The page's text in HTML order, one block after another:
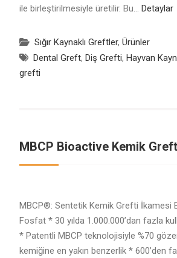
ile birleştirilmesiyle üretilir. Bu… Detaylar
Sığır Kaynaklı Greftler, Ürünler
Dental Greft, Diş Grefti, Hayvan
grefti
MBCP Bioactive Kemik
MBCP®: Sentetik Kemik Grefti İkamesi
Fosfat * 30 yılda 1.000.000’dan fazla
* Patentli MBCP teknolojisiyle %70
kemiğine en yakın benzerlik * 600’den